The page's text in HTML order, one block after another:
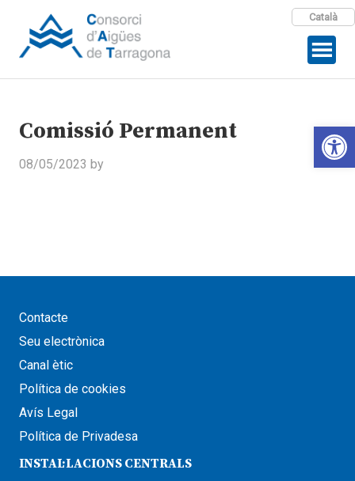
Català
Comissió Permanent
08/05/2023 by
Contacte
Seu electrònica
Canal ètic
Política de cookies
Avís Legal
Política de Privadesa
INSTAL·LACIONS CENTRALS